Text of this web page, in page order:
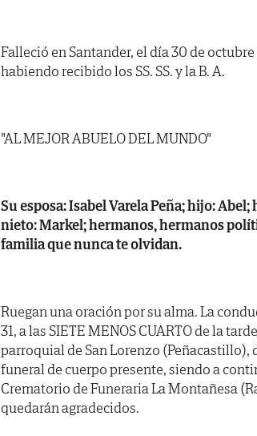
Falleció en Santander, el día 30 de
habiendo recibido los SS. SS. y la B. A.
"AL MEJOR ABUELO DEL MUNDO"
Su esposa: Isabel Varela Peña; hijo:
nieto: Markel; hermanos, hermanos
familia que nunca te olvidan.
Ruegan una oración por su alma. La
31, a las SIETE MENOS CUARTO de la
parroquial de San Lorenzo (Peñacastillo),
funeral de cuerpo presente, siendo a
Crematorio de Funeraria La Montañesa
quedarán agradecidos.